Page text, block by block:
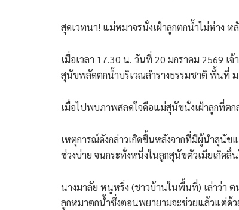
สุดเวทนา! แม่หมาจรนั่งเฝ้าลูกตกน้ำไม่ห่าง ห
เมื่อเวลา 17.30 น. วันที่ 20 มกราคม 2569
สุนัขพลัดตกน้ำบริเวณลำรางธรรมชาติ พื้นที่ ม
เมื่อไปพบภาพสลดใจคือแม่สุนัขนั่งเฝ้าลูกที่ตก
เหตุการณ์ดังกล่าวเกิดขึ้นหลังจากที่มีผู้นำสุนั
ช่วงบ่าย จนกระทั่งหนึ่งในลูกสุนัขตัวเมียเกิด
นางมาลัย หนูหริ่ง (ชาวบ้านในพื้นที่) เล่าว่า
ลูกหมาตกน้ำซึ่งตอนพยายามจะช่วยแล้วแต่ด้ว